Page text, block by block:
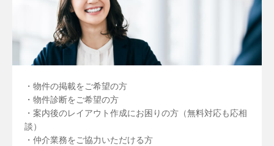
・物件の掲載をご希望の方
・物件診断をご希望の方
・案内後のレイアウト作成にお困りの方（無料対応も応相
談）
・仲介業務をご協力いただける方